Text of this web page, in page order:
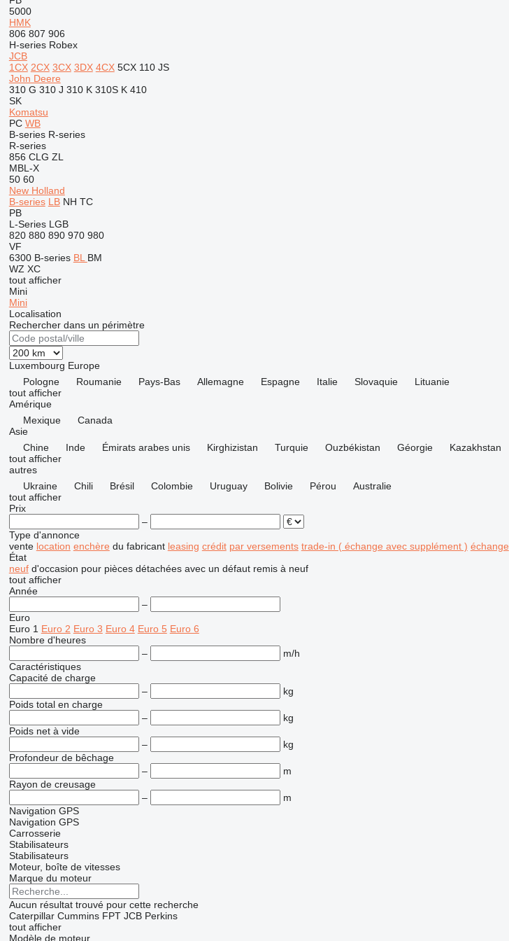
5000
HMK
806 807 906
H-series Robex
JCB
1CX 2CX 3CX 3DX 4CX 5CX 110 JS
John Deere
310 G 310 J 310 K 310S K 410
SK
Komatsu
PC WB
B-series R-series
R-series
856 CLG ZL
MBL-X
50 60
New Holland
B-series LB NH TC
PB
L-Series LGB
820 880 890 970 980
VF
6300 B-series BL BM
WZ XC
tout afficher
Mini
Mini
Localisation
Rechercher dans un périmètre
Luxembourg Europe
Pologne
Roumanie Pays-Bas Allemagne Espagne Italie Slovaquie
Lituanie
tout afficher
Amérique
Mexique
Canada
Asie
Chine
Inde Émirats arabes unis Kirghizistan Turquie Ouzbékistan Géorgie
Kazakhstan
tout afficher
autres
Ukraine
Chili Brésil Colombie Uruguay Bolivie Pérou
Australie
tout afficher
Prix
–
Type d'annonce
vente location enchère du fabricant leasing crédit par versements trade-in ( échange avec supplément ) échange
État
neuf d'occasion pour pièces détachées avec un défaut remis à neuf
tout afficher
Année
–
Euro
Euro 1 Euro 2 Euro 3 Euro 4 Euro 5 Euro 6
Nombre d'heures
–
m/h
Caractéristiques
Capacité de charge
–
kg
Poids total en charge
–
kg
Poids net à vide
–
kg
Profondeur de bêchage
–
m
Rayon de creusage
–
m
Navigation GPS
Navigation GPS
Carrosserie
Stabilisateurs
Stabilisateurs
Moteur, boîte de vitesses
Marque du moteur
Aucun résultat trouvé pour cette recherche
Caterpillar Cummins FPT JCB Perkins
tout afficher
Modèle de moteur